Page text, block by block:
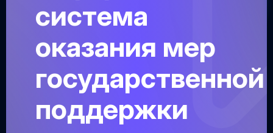
система
оказания мер
государственной
поддержки